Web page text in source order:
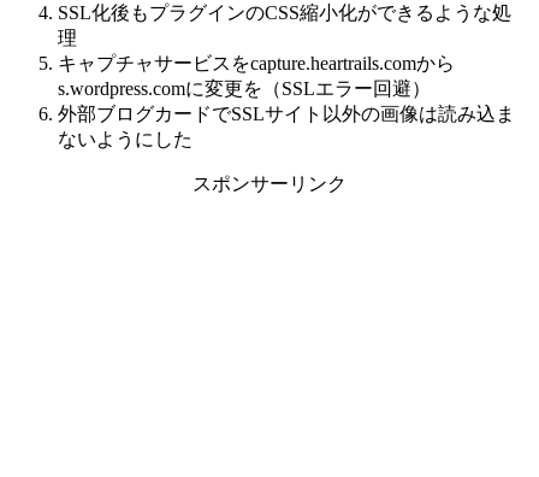
SSL化後もプラグインのCSS縮小化ができるような処
理
キャプチャサービスをcapture.heartrails.comから
s.wordpress.comに変更を（SSLエラー回避）
外部ブログカードでSSLサイト以外の画像は読み込ま
ないようにした
スポンサーリンク